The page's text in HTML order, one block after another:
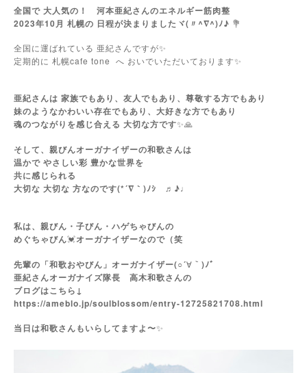
全国で 大人気の！ 河本亜紀さんのエネルギー筋肉整
2023年10月 札幌の 日程が決まりましたヾ(〃^∇^)ﾉ♪ 💐
全国に運ばれている 亜紀さんですが✨
定期的に 札幌cafe tone へ おいでいただいております✨
亜紀さんは 家族でもあり、友人でもあり、尊敬する方でもあり
妹のようなかわいい存在でもあり、大好きな方でもあり
魂のつながりを感じ合える 大切な方です✨🙏
そして、親びんオーガナイザーの和歌さんは
温かで やさしい彩 豊かな世界を
共に感じられる
大切な 大切な 方なのです(*´∇｀)ﾉｼ ♬♪♩
私は、親びん・子びん・ハゲちゃびんの
めぐちゃびん💓オーガナイザーなので（笑
先輩の「和歌おやびん」オーガナイザー(○´∀ ｀)ﾉﾞ
亜紀さんオーガナイズ隊長 高木和歌さんの
ブログはこちら↓
https://ameblo.jp/soulblossom/entry-12725821708.html
当日は和歌さんもいらしてますよ〜✨